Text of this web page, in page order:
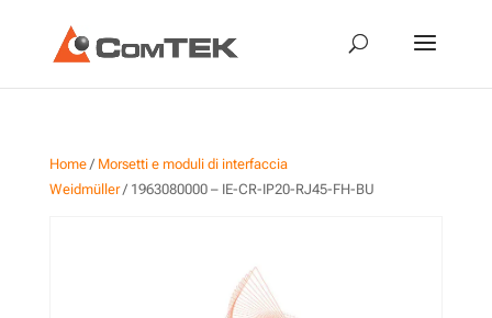
Home/ Morsetti e moduli di interfaccia
Weidmüller/ 1963080000 – IE-CR-IP20-RJ45-FH-BU